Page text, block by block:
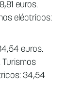
euros.
eléctricos:
euros.
Turismos
34,54